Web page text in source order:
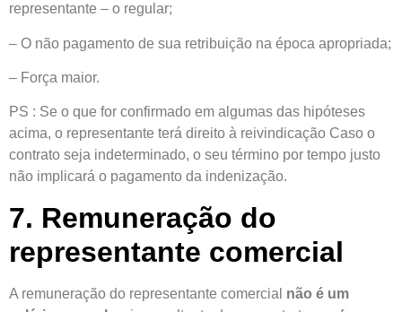
representante – o regular;
– O não pagamento de sua retribuição na época apropriada;
– Força maior.
PS : Se o que for confirmado em algumas das hipóteses
acima, o representante terá direito à reivindicação Caso o
contrato seja indeterminado, o seu término por tempo justo
não implicará o pagamento da indenização.
7. Remuneração do
representante comercial
A remuneração do representante comercial não é um